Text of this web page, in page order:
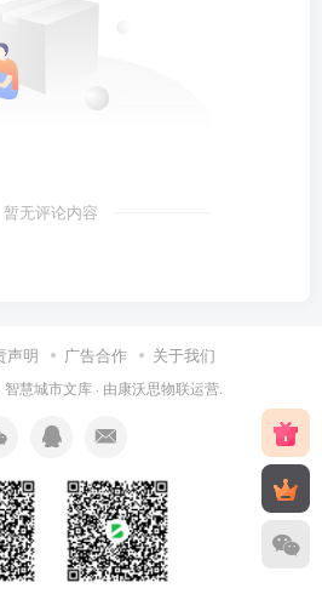
暂无评论内容
声明 广告合作 关于我们
智慧城市文库 · 由康沃思物联运营.